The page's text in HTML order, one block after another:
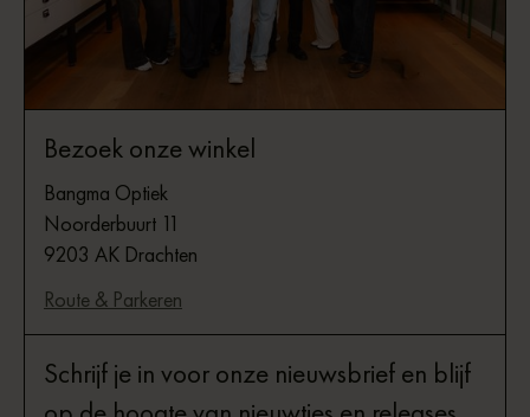
Bezoek onze winkel
Bangma Optiek
Noorderbuurt 11
9203 AK Drachten
Route & Parkeren
Schrijf je in voor onze nieuwsbrief en blijf